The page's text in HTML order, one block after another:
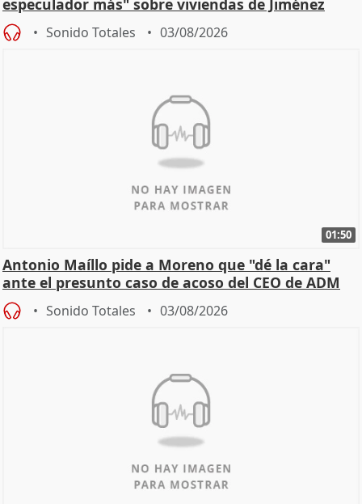
Becerril
Sonido Totales 03/08/2026
01:50
Antonio Maíllo pide a Moreno que "dé la cara"
ante el presunto caso de acoso del CEO de ADM
Sonido Totales 03/08/2026